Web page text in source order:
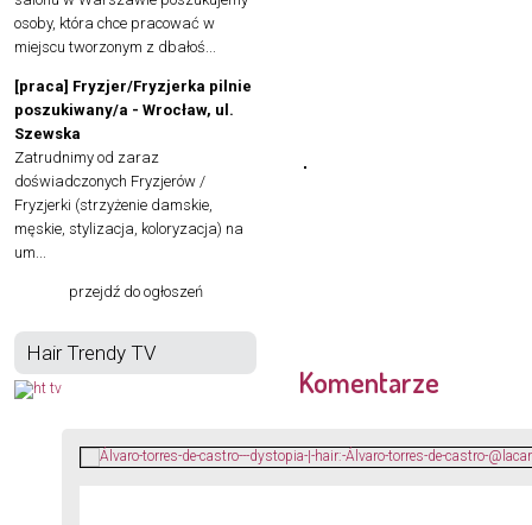
osoby, która chce pracować w
miejscu tworzonym z dbałoś...
[praca] Fryzjer/Fryzjerka pilnie
poszukiwany/a - Wrocław, ul.
Szewska
Zatrudnimy od zaraz
doświadczonych Fryzjerów /
Fryzjerki (strzyżenie damskie,
męskie, stylizacja, koloryzacja) na
um...
przejdź do ogłoszeń
Hair Trendy TV
Komentarze